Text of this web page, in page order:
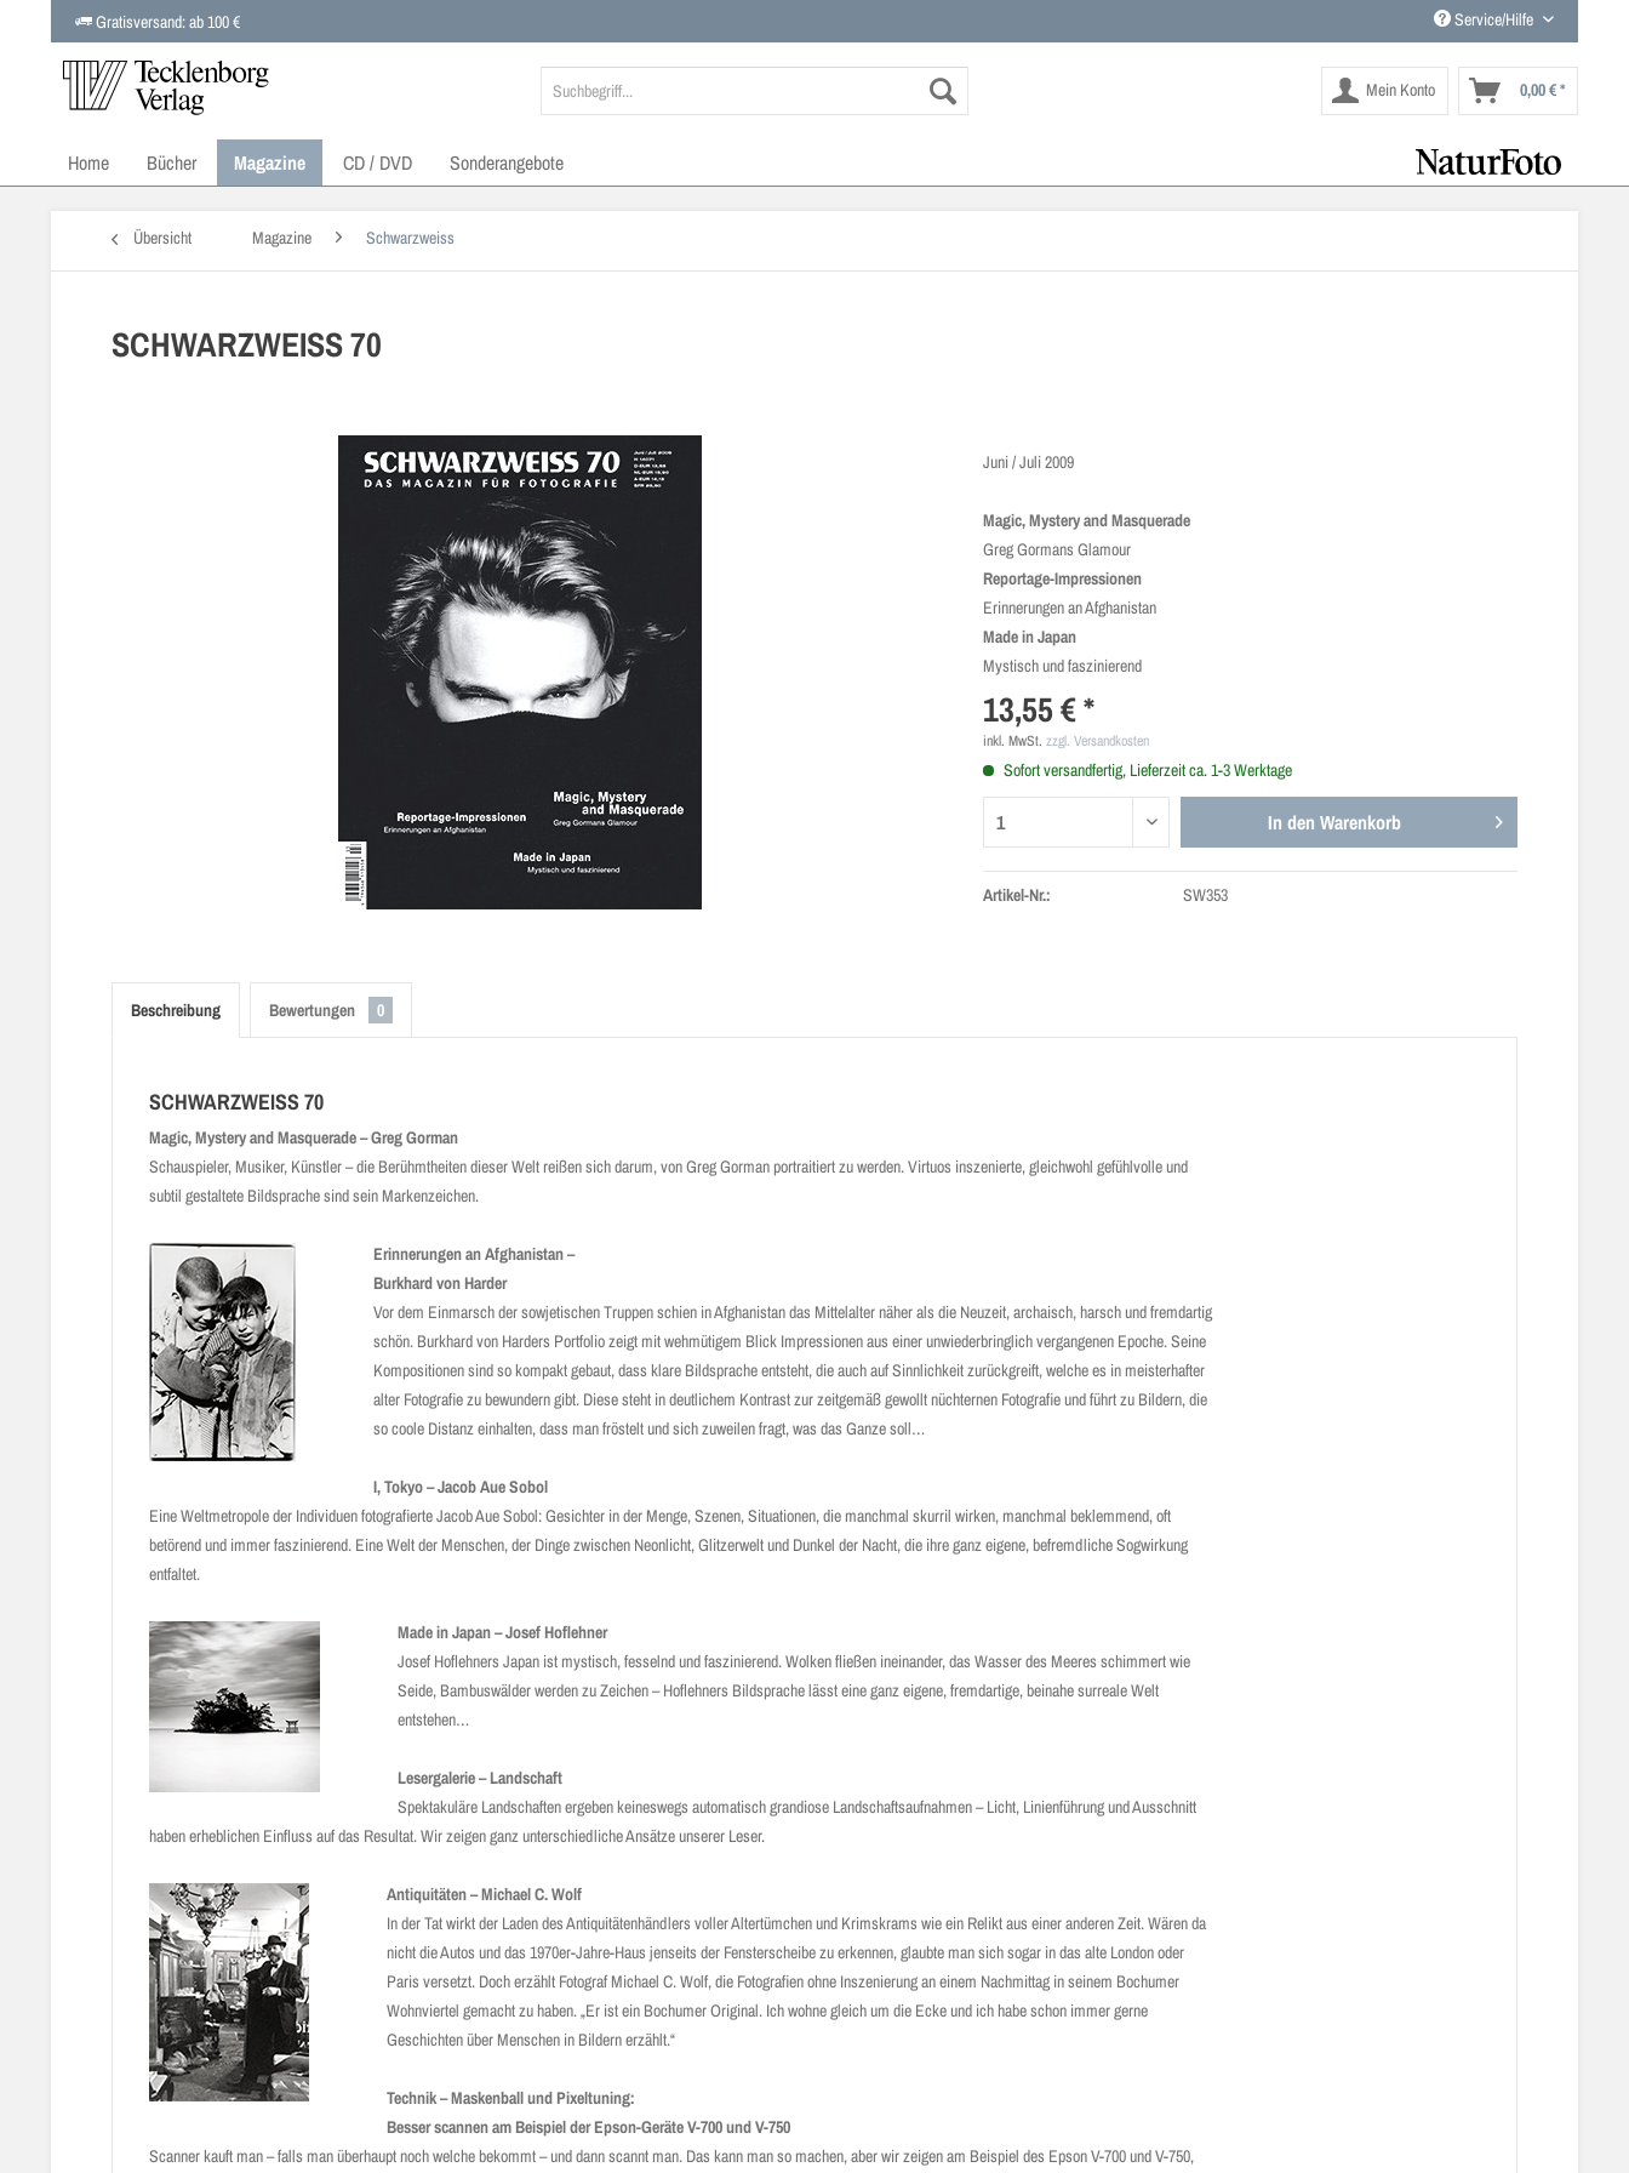
Gratisversand: ab 100 € Service/Hilfe
Mein Konto 0,00 € *
Home Bücher Magazine CD / DVD Sonderangebote
Übersicht Magazine Schwarzweiss
SCHWARZWEISS 70
Juni / Juli 2009
Magic, Mystery and Masquerade
Greg Gormans Glamour
Reportage-Impressionen
Erinnerungen an Afghanistan
Made in Japan
Mystisch und faszinierend
13,55 € *
inkl. MwSt.zzgl. Versandkosten
Sofort versandfertig, Lieferzeit ca. 1-3 Werktage
In den Warenkorb
Artikel-Nr.: SW353
Beschreibung Bewertungen 0
SCHWARZWEISS 70
Magic, Mystery and Masquerade – Greg Gorman
Schauspieler, Musiker, Künstler – die Berühmtheiten dieser Welt reißen sich darum, von Greg Gorman portraitiert zu werden. Virtuos ­ins­zenierte, gleichwohl gefühlvolle und
subtil gestaltete Bildsprache sind sein Markenzeichen.
Erinnerungen an Afghanistan –
Burkhard von Harder
Vor dem Einmarsch der sowjetischen Truppen schien in Afghanistan das Mittelalter näher als die Neuzeit, archaisch, harsch und fremdartig
schön. Burkhard von Harders Portfolio zeigt mit wehmütigem Blick Impressionen aus einer unwiederbringlich vergangenen Epoche. Seine
Kompositionen sind so kompakt gebaut, dass klare Bildsprache entsteht, die auch auf Sinnlichkeit zurückgreift, welche es in meisterhafter
alter Fotografie zu bewundern gibt. Diese steht in deutlichem Kontrast zur ­zeit­gemäß gewollt nüchternen Fotografie und führt zu Bildern, die
so coole Distanz einhalten, dass man fröstelt und sich zuweilen fragt, was das Ganze soll…
I, Tokyo – Jacob Aue Sobol
Eine Weltmetropole der Individuen fotografierte Jacob Aue Sobol: Gesichter in der Menge, Szenen, Situationen, die manchmal skurril wirken, manchmal beklemmend, oft
betörend und immer faszinierend. Eine Welt der Menschen, der Dinge zwischen Neonlicht, Glitzerwelt und Dunkel der Nacht, die ihre ganz eigene, befremdliche Sogwirkung
entfaltet.
Made in Japan – Josef Hoflehner
Josef Hoflehners Japan ist mystisch, fesselnd und faszinierend. Wolken fließen ineinander, das Wasser des Meeres schimmert wie
Seide, Bambuswälder werden zu Zeichen – Hoflehners Bildsprache lässt eine ganz eigene, fremdartige, beinahe surreale Welt
entstehen…
Lesergalerie – Landschaft
Spektakuläre Landschaften ergeben keineswegs automatisch grandiose Land­schaftsaufnahmen – Licht, Linienführung und Ausschnitt
haben erheblichen Einfluss auf das Resultat. Wir zeigen ganz unterschiedliche Ansätze unserer Leser.
Antiquitäten – Michael C. Wolf
In der Tat wirkt der Laden des Antiquitätenhändlers voller Altertümchen und Krimskrams wie ein Relikt aus einer anderen Zeit. Wären da
nicht die Autos und das 1970er-Jahre-Haus jenseits der Fensterscheibe zu erkennen, glaubte man sich sogar in das alte London oder
Paris versetzt. Doch erzählt Fotograf Michael C. Wolf, die Fotografien ohne Inszenierung an einem Nachmittag in seinem Bochumer
Wohnviertel gemacht zu haben. „Er ist ein Bochumer Original. Ich wohne gleich um die Ecke und ich habe schon immer gerne
Geschichten über Menschen in Bildern erzählt.“
Technik – Maskenball und Pixeltuning:
Besser scannen am ­Beispiel der Epson-Geräte V-700 und V-750
Scanner kauft man – falls man überhaupt noch welche bekommt – und dann scannt man. Das kann man so machen, aber wir zeigen am Beispiel des Epson V-700 und V-750,